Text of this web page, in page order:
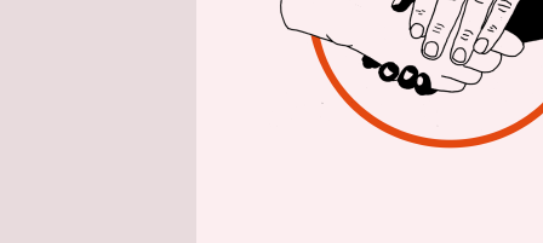
Noch nie
diesem
Polens
stark